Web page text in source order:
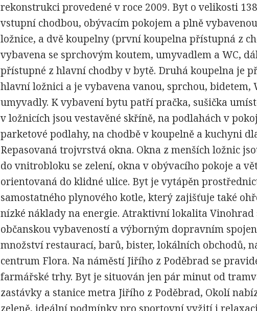
rekonstrukci provedené v roce 2009. Byt o velikosti
vstupní chodbou, obývacím pokojem a plně
ložnice, a dvě koupelny (první koupelna přístupná z
vybavena se sprchovým koutem, umyvadlem a WC,
přístupné z hlavní chodby v bytě. Druhá koupelna je
hlavní ložnici a je vybavena vanou, sprchou, bidetem,
umyvadly. K vybavení bytu patří pračka, sušička
v ložnicích jsou vestavěné skříně, na podlahách v
parketové podlahy, na chodbě v koupelně a kuchyni
Repasovaná trojvrstvá okna. Okna z menších ložnic
do vnitrobloku se zelení, okna v obývacího pokoje a
orientovaná do klidné ulice. Byt je vytápěn
samostatného plynového kotle, který zajišťuje také
nízké náklady na energie. Atraktivní lokalita Vinohrad
občanskou vybaveností a výborným dopravním
množství restaurací, barů, bister, lokálních obchodů,
centrum Flora. Na náměstí Jiřího z Poděbrad se
farmářské trhy. Byt je situován jen pár minut od
zastávky a stanice metra Jiřího z Poděbrad, Okolí